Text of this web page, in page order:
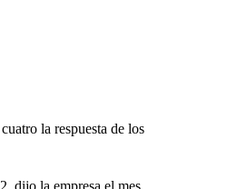
la respuesta de los
dijo la empresa el mes